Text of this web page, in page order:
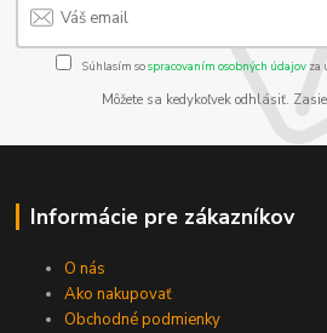
Súhlasím sospracovaním osobných údajov za
Môžete sa kedykoľvek odhlásiť.
Informácie pre zákazníkov
O nás
Ako nakupovať
Obchodné podmienky